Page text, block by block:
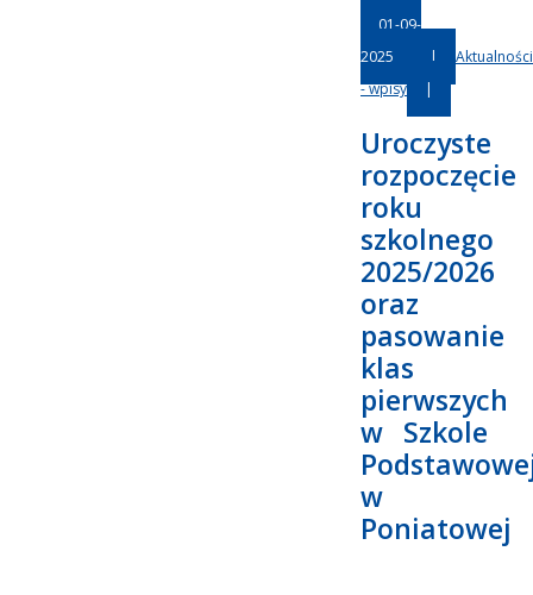
01-09-
2025
|
Aktualności
- wpisy
|
Uroczyste
rozpoczęcie
roku
szkolnego
2025/2026
oraz
pasowanie
klas
pierwszych
w Szkole
w
Poniatowej